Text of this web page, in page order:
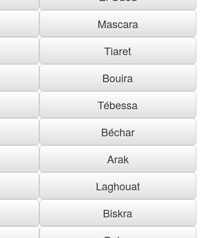
Mascara
Tiaret
Bouira
Tébessa
Béchar
Arak
Laghouat
Biskra